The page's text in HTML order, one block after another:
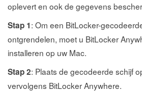
oplevert en ook de gegevens
Stap 1: Om een BitLocker-
ontgrendelen, moet u BitLocker
installeren op uw Mac.
Stap 2: Plaats de gecodeerde schijf
vervolgens BitLocker Anywhere.